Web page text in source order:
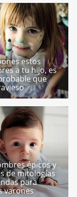
estos
a tu hijo, es
que
épicos y
de mitologías
para
varones